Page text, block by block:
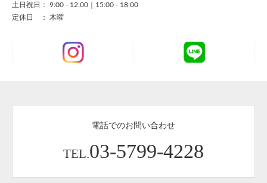
土日祝日： 9:00 - 12:00｜15:00 - 18:00
定休日 ： 木曜
電話でのお問い合わせ
TEL.03-5799-4228